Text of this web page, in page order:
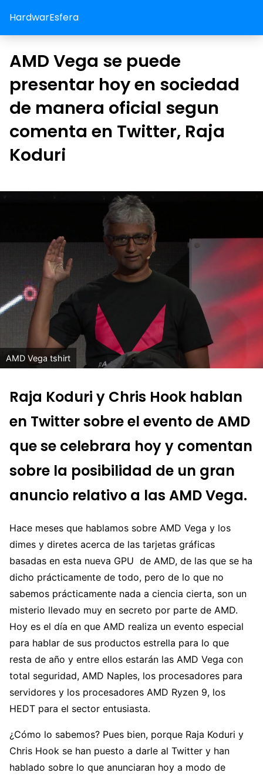
HardwarEsfera
AMD Vega se puede
presentar hoy en sociedad
de manera oficial segun
comenta en Twitter, Raja
Koduri
AMD Vega tshirt
Raja Koduri y Chris Hook hablan
en Twitter sobre el evento de AMD
que se celebrara hoy y comentan
sobre la posibilidad de un gran
anuncio relativo a las AMD Vega.
Hace meses que hablamos sobre AMD Vega y los
dimes y diretes acerca de las tarjetas gráficas
basadas en esta nueva GPU de AMD, de las que se ha
dicho prácticamente de todo, pero de lo que no
sabemos prácticamente nada a ciencia cierta, son un
misterio llevado muy en secreto por parte de AMD.
Hoy es el día en que AMD realiza un evento especial
para hablar de sus productos estrella para lo que
resta de año y entre ellos estarán las AMD Vega con
total seguridad, AMD Naples, los procesadores para
servidores y los procesadores AMD Ryzen 9, los
HEDT para el sector entusiasta.
¿Cómo lo sabemos? Pues bien, porque Raja Koduri y
Chris Hook se han puesto a darle al Twitter y han
hablado sobre lo que anunciaran hoy a modo de